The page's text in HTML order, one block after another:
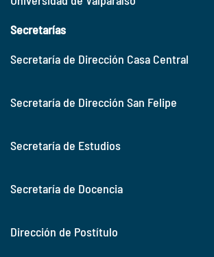
Secretarías
Secretaría de Dirección Casa Central
Secretaría de Dirección San Felipe
Secretaría de Estudios
Secretaría de Docencia
Dirección de Postítulo